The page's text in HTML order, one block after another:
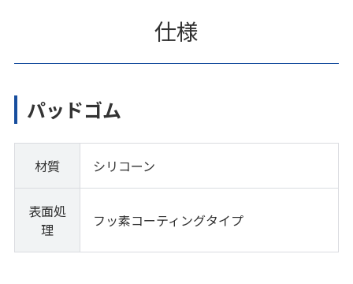
仕様
パッドゴム
材質 シリコーン
表面処
理
フッ素コーティングタイプ